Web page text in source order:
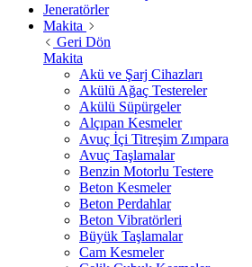
Jeneratörler
Makita
Geri Dön
Makita
Akü ve Şarj Cihazları
Akülü Ağaç Testereler
Akülü Süpürgeler
Alçıpan Kesmeler
Avuç İçi Titreşim Zımpara
Avuç Taşlamalar
Benzin Motorlu Testere
Beton Kesmeler
Beton Perdahlar
Beton Vibratörleri
Büyük Taşlamalar
Cam Kesmeler